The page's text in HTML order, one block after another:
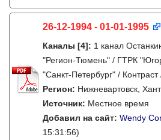
26-12-1994 - 01-01-1995
Каналы [4]: 1 канал
"Регион-Тюмень" / ГТРК
"Санкт-Петербург" /
Регион: Нижневартовск,
Источник: Местное время
Добавил на сайт: Wendy
15:31:56)